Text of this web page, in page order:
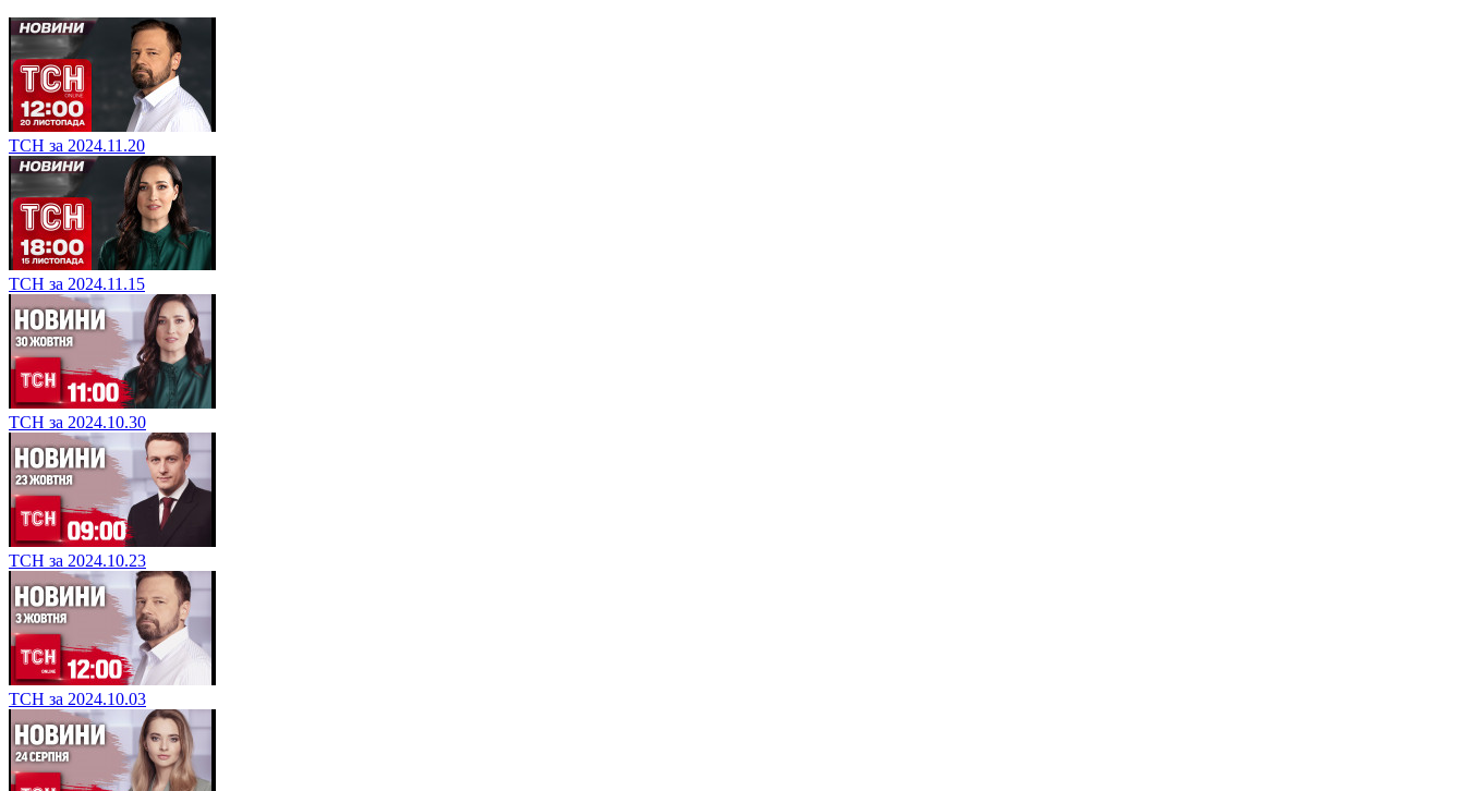
ТСН за 2024.11.20
ТСН за 2024.11.15
ТСН за 2024.10.30
ТСН за 2024.10.23
ТСН за 2024.10.03